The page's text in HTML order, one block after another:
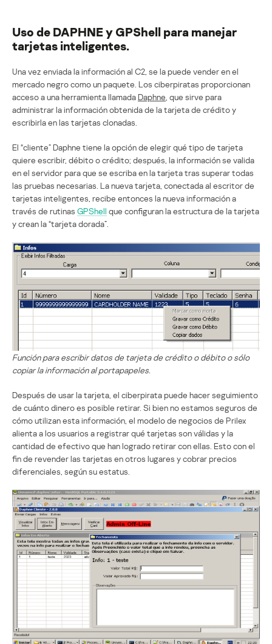
Uso de DAPHNE y GPShell para manejar
tarjetas inteligentes.
Una vez enviada la información al C2, se la puede vender en el
mercado negro como un paquete. Los ciberpiratas proporcionan
acceso a una herramienta llamadaDaphne , que sirve para
administrar la información obtenida de la tarjeta de crédito y
escribirla en las tarjetas clonadas.
El “cliente” Daphne tiene la opción de elegir qué tipo de tarjeta
quiere escribir, débito o crédito; después, la información se valida
en el servidor para que se escriba en la tarjeta tras superar todas
las pruebas necesarias. La nueva tarjeta, conectada al escritor de
tarjetas inteligentes, recibe entonces la nueva información a
través de rutinas GPShell que configuran la estructura de la tarjeta
y crean la “tarjeta dorada”.
Función para escribir datos de tarjeta de crédito o débito o sólo
copiar la información al portapapeles.
Después de usar la tarjeta, el ciberpirata puede hacer seguimiento
de cuánto dinero es posible retirar. Si bien no estamos seguros de
cómo utilizan esta información, el modelo de negocios de Prilex
alienta a los usuarios a registrar qué tarjetas son válidas y la
cantidad de efectivo que han logrado retirar con ellas. Esto con el
fin de revender las tarjetas en otros lugares y cobrar precios
diferenciales, según su estatus.